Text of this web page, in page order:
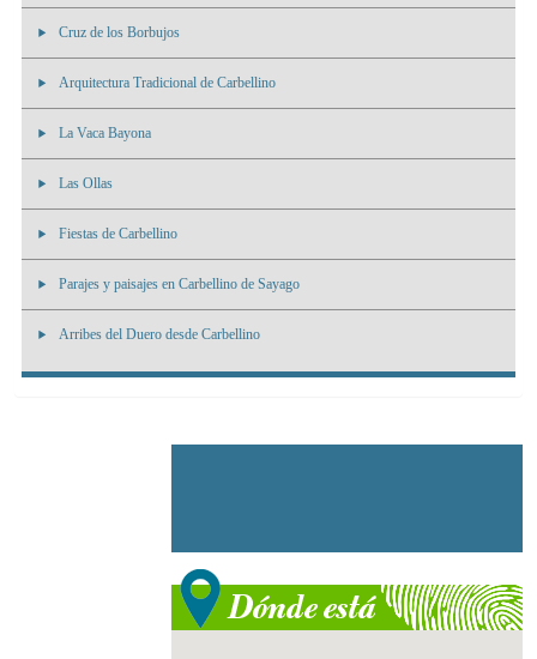
Cruz de los Borbujos
Arquitectura Tradicional de Carbellino
La Vaca Bayona
Las Ollas
Fiestas de Carbellino
Parajes y paisajes en Carbellino de Sayago
Arribes del Duero desde Carbellino